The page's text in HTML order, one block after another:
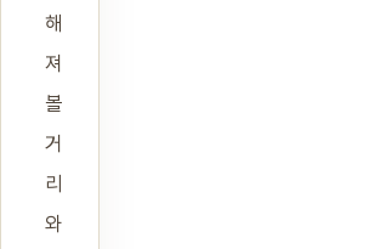
해
져
볼
거
리
와